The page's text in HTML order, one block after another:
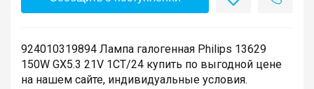
924010319894 Лампа галогенная Philips 13629
150W GX5.3 21V 1CT/24 купить по выгодной цене
на нашем сайте, индивидуальные условия.